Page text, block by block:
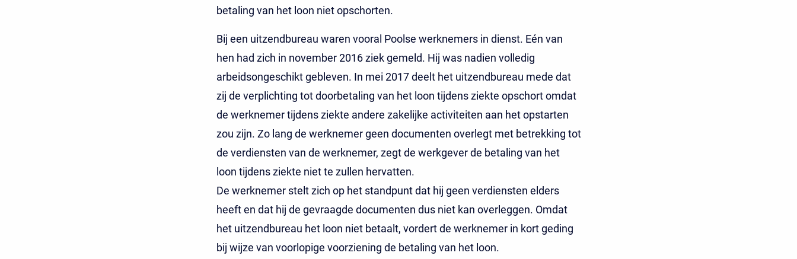
betaling van het loon niet opschorten.
Bij een uitzendbureau waren vooral Poolse werknemers in dienst. Eén van
hen had zich in november 2016 ziek gemeld. Hij was nadien volledig
arbeidsongeschikt gebleven. In mei 2017 deelt het uitzendbureau mede dat
zij de verplichting tot doorbetaling van het loon tijdens ziekte opschort omdat
de werknemer tijdens ziekte andere zakelijke activiteiten aan het opstarten
zou zijn. Zo lang de werknemer geen documenten overlegt met betrekking tot
de verdiensten van de werknemer, zegt de werkgever de betaling van het
loon tijdens ziekte niet te zullen hervatten.
De werknemer stelt zich op het standpunt dat hij geen verdiensten elders
heeft en dat hij de gevraagde documenten dus niet kan overleggen. Omdat
het uitzendbureau het loon niet betaalt, vordert de werknemer in kort geding
bij wijze van voorlopige voorziening de betaling van het loon.